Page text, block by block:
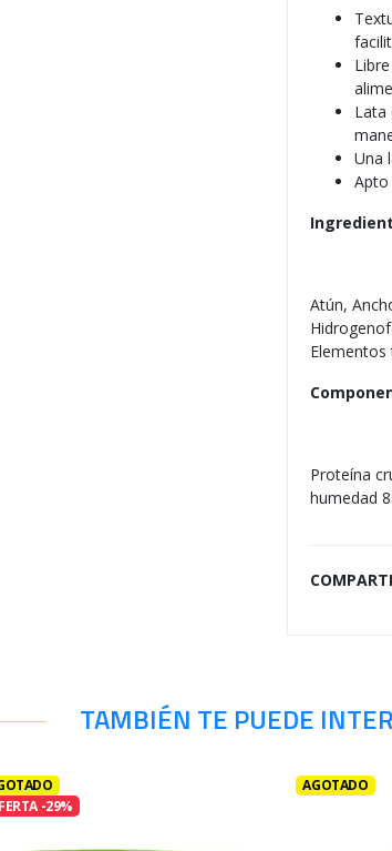
Lata
Una
Apto
Atún,
Proteína
humedad
TAMBIÉN TE PUEDE
-29%
AGOTADO